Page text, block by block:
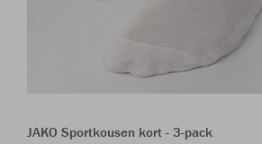
JAKO Sportkousen kort - 3-pack